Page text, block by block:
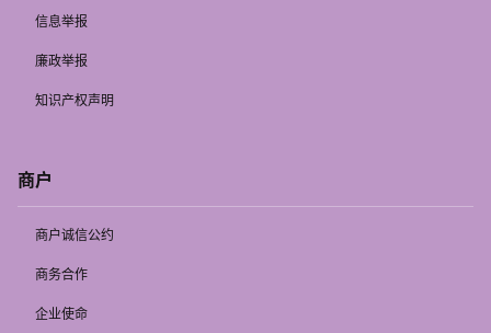
信息举报
廉政举报
知识产权声明
商户
商户诚信公约
商务合作
企业使命